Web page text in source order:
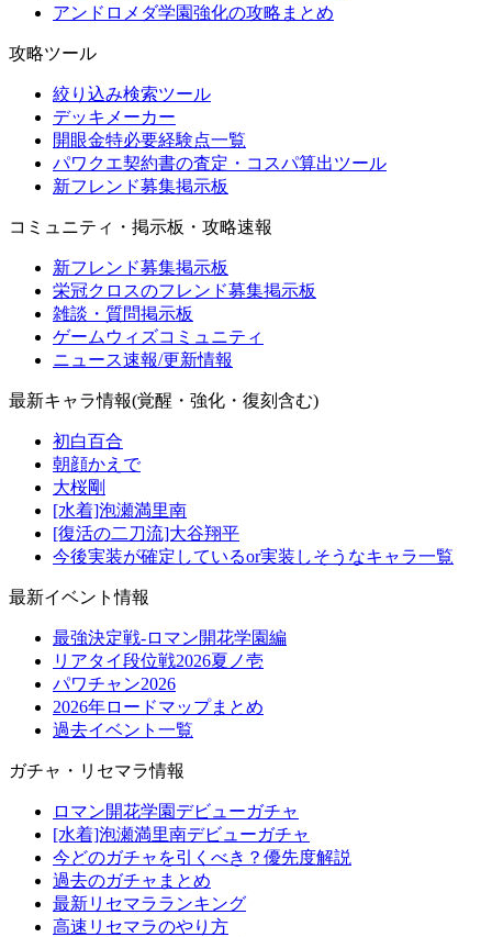
アンドロメダ学園強化の攻略まとめ
攻略ツール
絞り込み検索ツール
デッキメーカー
開眼金特必要経験点一覧
パワクエ契約書の査定・コスパ算出ツール
新フレンド募集掲示板
コミュニティ・掲示板・攻略速報
新フレンド募集掲示板
栄冠クロスのフレンド募集掲示板
雑談・質問掲示板
ゲームウィズコミュニティ
ニュース速報/更新情報
最新キャラ情報(覚醒・強化・復刻含む)
初白百合
朝顔かえで
大桜剛
[水着]泡瀬満里南
[復活の二刀流]大谷翔平
今後実装が確定しているor実装しそうなキャラ一覧
最新イベント情報
最強決定戦-ロマン開花学園編
リアタイ段位戦2026夏ノ壱
パワチャン2026
2026年ロードマップまとめ
過去イベント一覧
ガチャ・リセマラ情報
ロマン開花学園デビューガチャ
[水着]泡瀬満里南デビューガチャ
今どのガチャを引くべき？優先度解説
過去のガチャまとめ
最新リセマラランキング
高速リセマラのやり方